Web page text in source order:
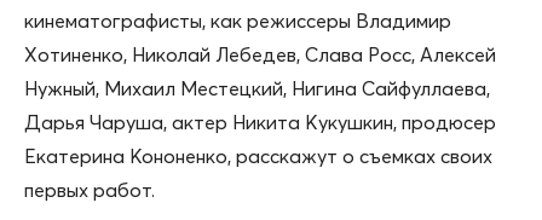
кинематографисты, как режиссеры Владимир
Хотиненко, Николай Лебедев, Слава Росс, Алексей
Нужный, Михаил Местецкий, Нигина Сайфуллаева,
Дарья Чаруша, актер Никита Кукушкин, продюсер
Екатерина Кононенко, расскажут о съемках своих
первых работ.